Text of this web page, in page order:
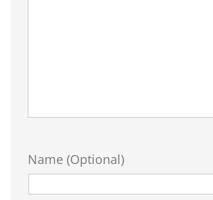
Name (Optional)